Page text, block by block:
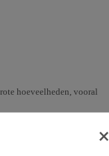
hoeveelheden, vooral
×